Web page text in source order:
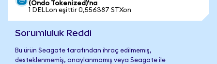
(Ondo Tokenized)'na
1 DELLon eşittir 0,556387 STXon
Sorumluluk Reddi
Bu ürün Seagate tarafından ihraç edilmemiş,
desteklenmemiş, onaylanmamış veya Seagate ile